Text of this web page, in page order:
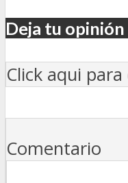
Deja tu opinión
Click aqui
Comentario